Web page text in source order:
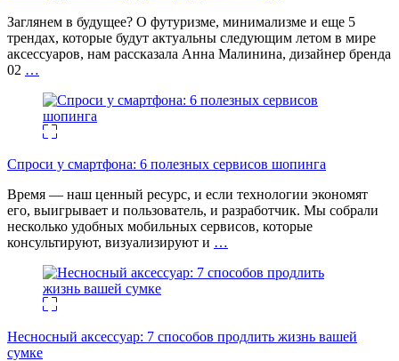
Заглянем в будущее? О футуризме, минимализме и еще 5
трендах, которые будут актуальны следующим летом в мире
аксессуаров, нам рассказала Анна Малинина, дизайнер бренда
02 …
Спроси у смартфона: 6 полезных cервисов шопинга
Время — наш ценный ресурс, и если технологии экономят
его, выигрывает и пользователь, и разработчик. Мы собрали
несколько удобных мобильных сервисов, которые
консультируют, визуализируют и …
Несносный аксессуар: 7 способов продлить жизнь вашей
сумке